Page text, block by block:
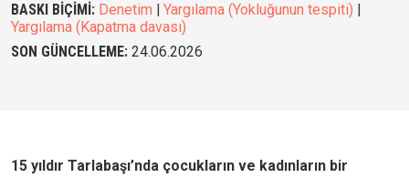
BASKI BİÇİMİ: Denetim Yargılama (Yokluğunun tespiti)
Yargılama (Kapatma davası)
SON GÜNCELLEME: 24.06.2026
15 yıldır Tarlabaşı’nda çocukların ve kadınların bir